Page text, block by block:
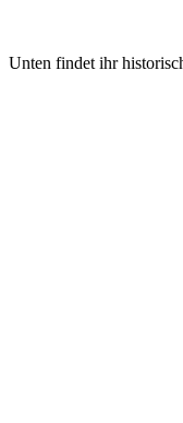
Unten findet ihr